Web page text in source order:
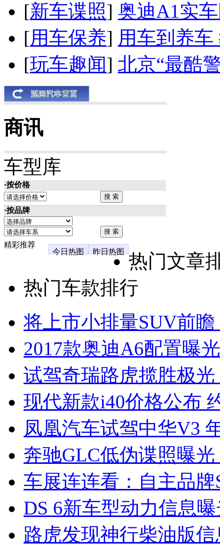
[新车谍照] 奥迪A1实
[用车保养] 用车到养
[玩车趣闻] 北京“最酷
商讯
车型库
·按价格
·按品牌
精彩推荐
今日热图
昨日热图
热门文章
热门车款排行
将上市小排量SUV前
2017款奥迪A6配置曝
试驾奇瑞路虎揽胜极
现代新款i40价格公布
凤凰汽车试驾中华V3
奔驰GLC低伪谍照曝
车展连连看：自主品牌
DS 6新车型动力信息
路虎发现神行柴油版